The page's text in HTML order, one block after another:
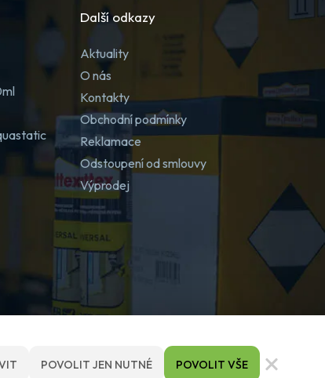
Další odkazy
Aktuality
O nás
Kontakty
Obchodní podmínky
Reklamace
Odstoupení od smlouvy
Výprodej
POVOLIT JEN NUTNÉ POVOLIT VŠE